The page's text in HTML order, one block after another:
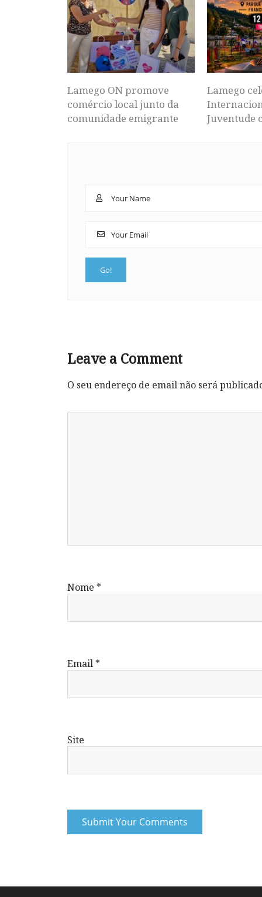
Lamego ON promove
comércio local junto da
comunidade emigrante
Lamego
Juventude
Leave a Comment
O seu endereço de email não será
Nome *
Email *
Site